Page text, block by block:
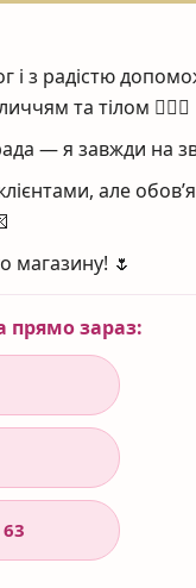
Peeling Cleanser 2 In
з радістю
та тілом 💆‍♀️✨
— я завжди на
але
магазину! 🌷
зараз: